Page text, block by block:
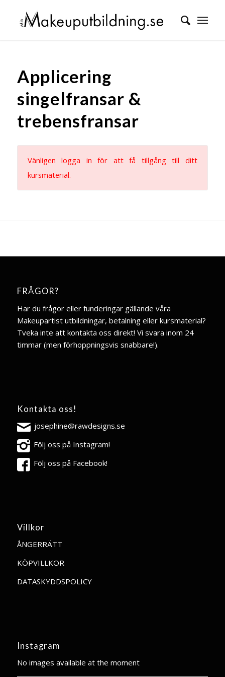
Applicering
singelfransar &
trebensfransar
Vänligen logga in för att få tillgång till ditt
kursmaterial.
FRÅGOR?
Har du frågor eller funderingar gällande våra
Makeupartist utbildningar, betalning eller kursmaterial?
Tveka inte att kontakta oss direkt! Vi svara inom 24
timmar (men förhoppningsvis snabbare!).
Kontakta oss!
josephine@rawdesigns.se
Följ oss på Instagram!
Följ oss på Facebook!
Villkor
ÅNGERRÄTT
KÖPVILLKOR
DATASKYDDSPOLICY
Instagram
No images available at the moment